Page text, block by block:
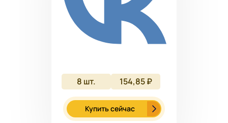
8 шт. 154,85 ₽
Купить сейчас